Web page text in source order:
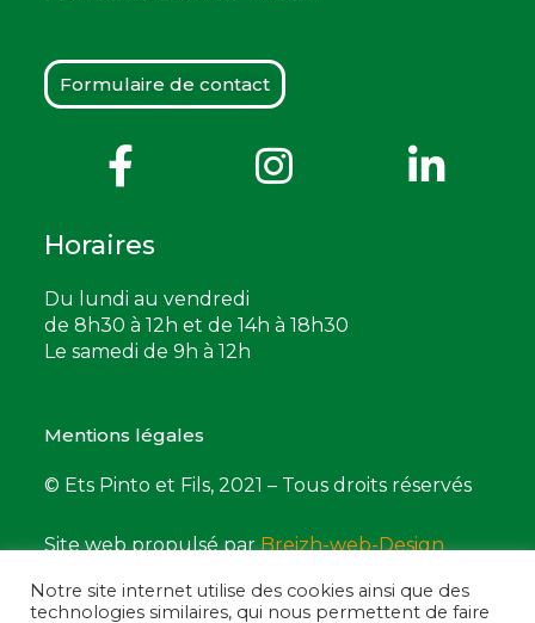
Formulaire de contact
Horaires
Du lundi au vendredi
de 8h30 à 12h et de 14h à 18h30
Le samedi de 9h à 12h
Mentions légales
© Ets Pinto et Fils, 2021 – Tous droits réservés
Site web propulsé parBreizh-web-Design
Notre site internet utilise des cookies ainsi que des
technologies similaires, qui nous permettent de faire